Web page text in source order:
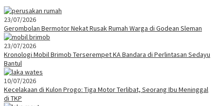
23/07/2026
Gerombolan Bermotor Nekat Rusak Rumah Warga di Godean Sleman
23/07/2026
Kronologi Mobil Brimob Terserempet KA Bandara di Perlintasan Sedayu
Bantul
10/07/2026
Kecelakaan di Kulon Progo: Tiga Motor Terlibat, Seorang Ibu Meninggal
di TKP